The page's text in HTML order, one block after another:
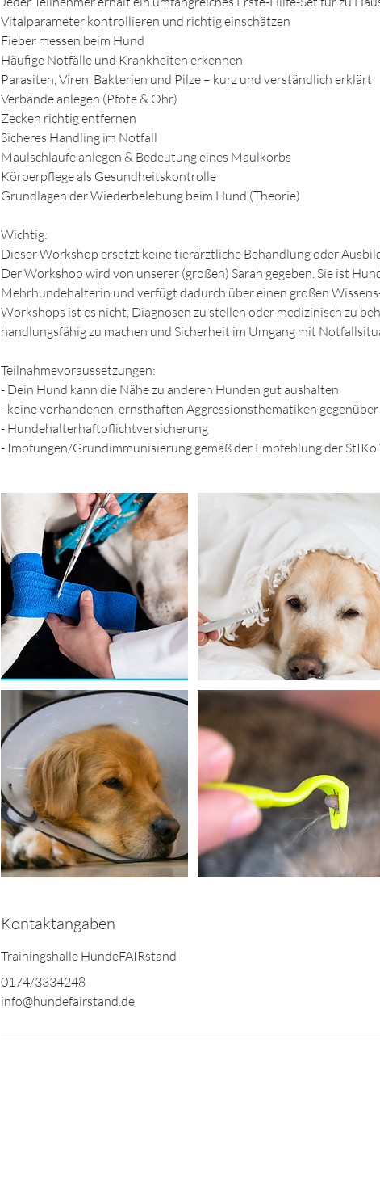
Vitalparameter kontrollieren und richtig einschätzen
Fieber messen beim Hund
Häufige Notfälle und Krankheiten erkennen
Parasiten, Viren, Bakterien und Pilze – kurz und verständlich erklärt
Verbände anlegen (Pfote & Ohr)
Zecken richtig entfernen
Sicheres Handling im Notfall
Maulschlaufe anlegen & Bedeutung eines Maulkorbs
Körperpflege als Gesundheitskontrolle
Grundlagen der Wiederbelebung beim Hund (Theorie)
Wichtig:
Dieser Workshop ersetzt keine tierärztliche Behandlung oder
Der Workshop wird von unserer (großen) Sarah gegeben. Sie ist
Mehrhundehalterin und verfügt dadurch über einen großen
Workshops ist es nicht, Diagnosen zu stellen oder medizinisch zu
handlungsfähig zu machen und Sicherheit im Umgang mit
Teilnahmevoraussetzungen:
- Dein Hund kann die Nähe zu anderen Hunden gut aushalten
- keine vorhandenen, ernsthaften Aggressionsthematiken
- Hundehalterhaftpflichtversicherung
- Impfungen/Grundimmunisierung gemäß der Empfehlung der StIKo
Kontaktangaben
Trainingshalle HundeFAIRstand
0174/3334248
info@hundefairstand.de